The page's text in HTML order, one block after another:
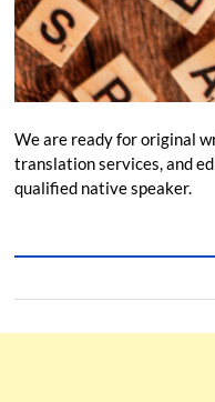
We are ready for original
translation services, and
qualified native speaker.